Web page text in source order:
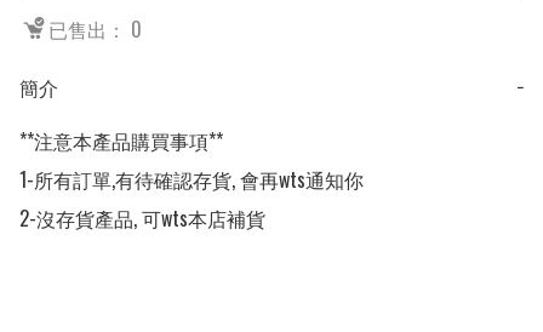
已售出： 0
簡介
−
**注意本產品購買事項**
1-所有訂單,有待確認存貨, 會再wts通知你
2-沒存貨產品, 可wts本店補貨